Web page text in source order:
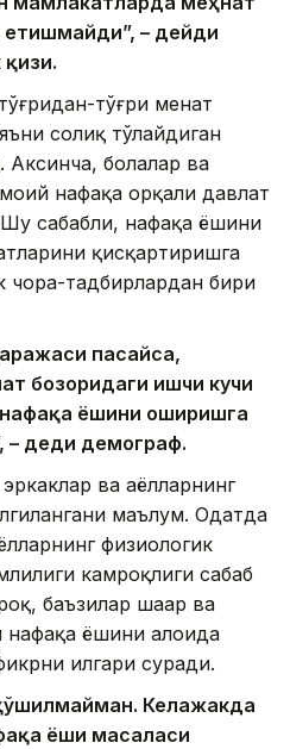
– дейди
тўғри меҳнат
солиқ тўлайдиган
Аксинча, болалар ва
нафақа орқали давлат
сабабли, нафақа ёшини
қисқартиришга
чора-тадбирлардан бири
пасайса,
бозоридаги ишчи кучи
ёшини оширишга
– деди демограф.
ва аёлларнинг
маълум. Одатда
физиологик
камроқлиги сабаб
баъзилар шаҳар ва
нафақа ёшини алоҳида
илгари суради.
Келажакда
ёши масаласи